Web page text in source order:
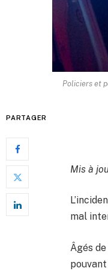
Policiers et
PARTAGER
Mis à
mal
Âgés